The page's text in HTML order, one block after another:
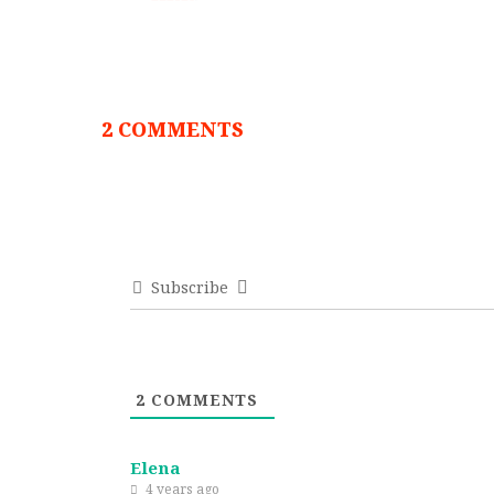
2 COMMENTS
Subscribe
2 COMMENTS
Elena
4 years ago